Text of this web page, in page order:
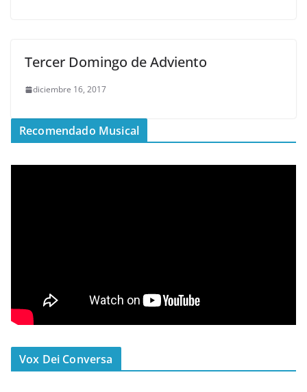
Tercer Domingo de Adviento
diciembre 16, 2017
Recomendado Musical
Vox Dei Conversa